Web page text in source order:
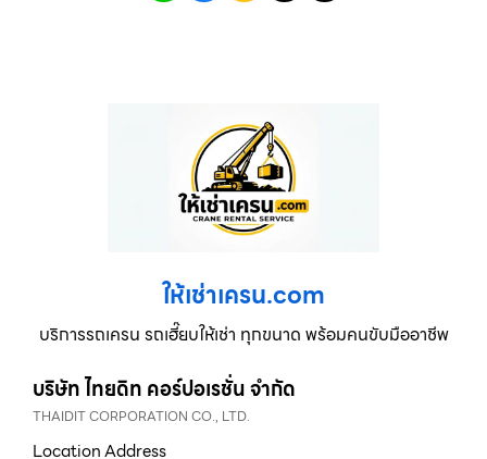
ให้เช่าเครน.com
บริการรถเครน รถเฮี๊ยบให้เช่า ทุกขนาด พร้อมคนขับมืออาชีพ
บริษัท ไทยดิท คอร์ปอเรชั่น จำกัด
THAIDIT CORPORATION CO., LTD.
Location Address